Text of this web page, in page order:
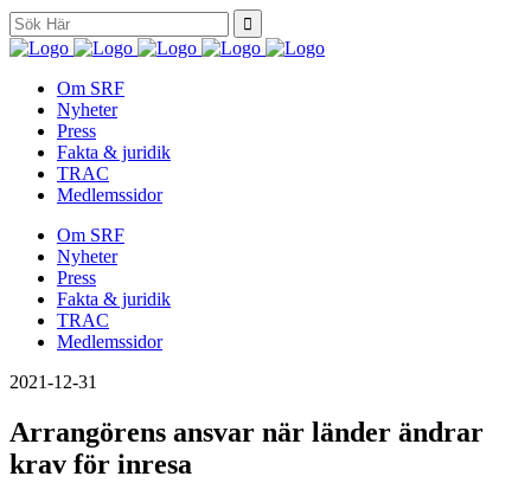
Search
for:
Om SRF
Nyheter
Press
Fakta & juridik
TRAC
Medlemssidor
Om SRF
Nyheter
Press
Fakta & juridik
TRAC
Medlemssidor
2021-12-31
Arrangörens ansvar när länder ändrar
krav för inresa